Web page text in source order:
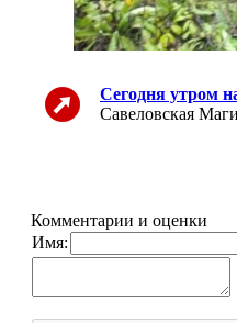
Сегодня утром
Савеловская
Комментарии и оценки
Имя: